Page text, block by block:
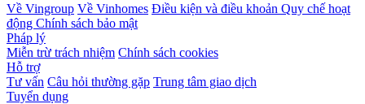
Về Vingroup Về Vinhomes Điều kiện và điều khoản Quy chế hoạt
động Chính sách bảo mật
Pháp lý
Miễn trừ trách nhiệm Chính sách cookies
Hỗ trợ
Tư vấn Câu hỏi thường gặp Trung tâm giao dịch
Tuyển dụng